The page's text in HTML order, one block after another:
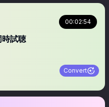
【ドラマ特区公式】毎週木曜放送
00:02:54
試聴
Convert